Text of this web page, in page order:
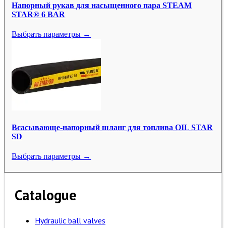
Напорный рукав для насыщенного пара STEAM
STAR® 6 BAR
Выбрать параметры →
Всасывающе-напорный шланг для топлива OIL STAR
SD
Выбрать параметры →
Catalogue
Hydraulic ball valves